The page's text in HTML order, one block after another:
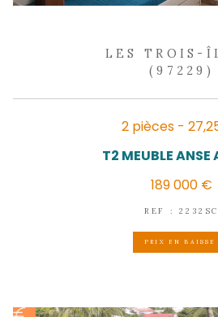
3 pièces
Coup de coeur pour
étage
455
REF